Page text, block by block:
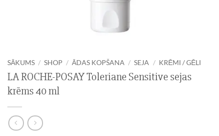
SĀKUMS / SHOP / ĀDAS KOPŠANA / SEJA / KRĒMI / GĒLI
LA ROCHE-POSAY Toleriane Sensitive sejas
krēms 40 ml